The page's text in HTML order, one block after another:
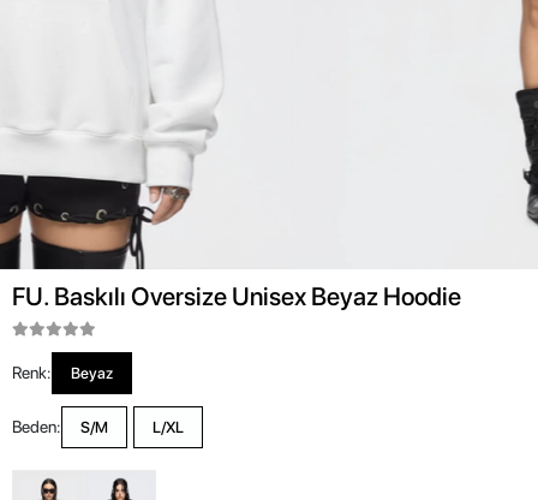
FU. Baskılı Oversize Unisex Beyaz Hoodie
Renk: Beyaz
Beden: S/M L/XL